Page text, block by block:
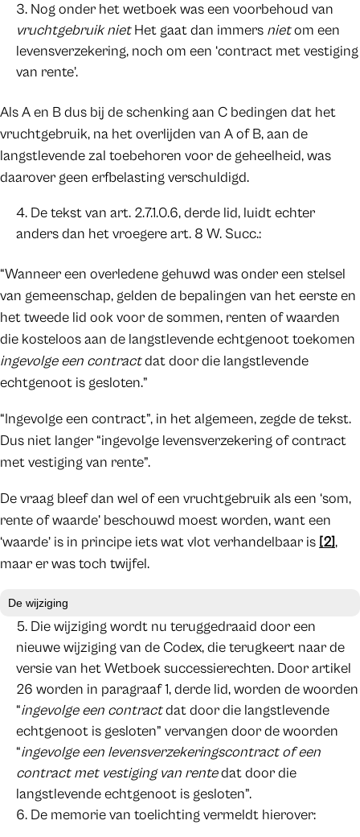
Nog onder het wetboek was een voorbehoud van
vruchtgebruik nietHet gaat dan immers nietom een
levensverzekering, noch om een ‘contract met vestiging
van rente’.
Als A en B dus bij de schenking aan C bedingen dat het
vruchtgebruik, na het overlijden van A of B, aan de
langstlevende zal toebehoren voor de geheelheid, was
daarover geen erfbelasting verschuldigd.
De tekst van art. 2.7.1.0.6, derde lid, luidt echter
anders dan het vroegere art. 8 W. Succ.:
“Wanneer een overledene gehuwd was onder een stelsel
van gemeenschap, gelden de bepalingen van het eerste en
het tweede lid ook voor de sommen, renten of waarden
die kosteloos aan de langstlevende echtgenoot toekomen
ingevolge een contractdat door die langstlevende
echtgenoot is gesloten.”
“Ingevolge een contract”, in het algemeen, zegde de tekst.
Dus niet langer “ingevolge levensverzekering of contract
met vestiging van rente”.
De vraag bleef dan wel of een vruchtgebruik als een ‘som,
rente of waarde’ beschouwd moest worden, want een
‘waarde’ is in principe iets wat vlot verhandelbaar is [2],
maar er was toch twijfel.
De wijziging
Die wijziging wordt nu teruggedraaid door een
nieuwe wijziging van de Codex, die terugkeert naar de
versie van het Wetboek successierechten. Door artikel
26 worden in paragraaf 1, derde lid, worden de woorden
“ingevolge een contractdat door die langstlevende
echtgenoot is gesloten” vervangen door de woorden
“ingevolge een levensverzekeringscontract of een
contract met vestiging van rentedat door die
langstlevende echtgenoot is gesloten”.
De memorie van toelichting vermeldt hierover: